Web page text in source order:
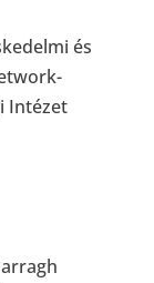
és
Intézet